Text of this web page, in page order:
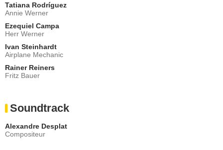
Tatiana Rodríguez
Annie Werner
Ezequiel Campa
Herr Werner
Ivan Steinhardt
Airplane Mechanic
Rainer Reiners
Fritz Bauer
Soundtrack
Alexandre Desplat
Compositeur